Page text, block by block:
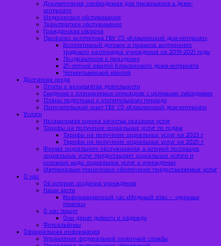
Документация, необходимая для проживания в доме-
интернате
Медицинское обслуживание
Транспортное обслуживание
Гражданская оборона
Профсоюз коллектива ГБУ СО «Клявлинский дом-интернат»
Коллективный договор и правила внутреннего
трудового распорядка учреждения на 2018-2021 годы
Поздравления к празднику
25-летний юбилей Клявлинского дома-интерната
Четвертьвековой юбилей
Доступная среда
Отчеты о результатах деятельности
Сведения о планируемых операциях с целевыми субсидиями
Планы подготовки к отопительному периоду
Попечительский совет ГБУ СО «Клявлинский дом-интернат»
Услуги
Независимая оценка качества оказания услуг
Тарифы на получение социальных услуг по годам
Тарифы на получение социальных услуг на 2023 г
Тарифы на получение социальных услуг на 2025 г
Форма социального обслуживания, в которой поставщик
социальных услуг предоставляет социальные услуги и
основные виды социальных услуг в учреждении
Материально-техническое обеспечение предоставляемых услуг
О нас
Об истории создания учреждения
Наши вести
Информационный час «Медовый спас – здоровье
припас»
О нас пишут
Они дарят доброту и надежду
Фотоальбомы
Официальная информация
Управление федеральной налоговой службы